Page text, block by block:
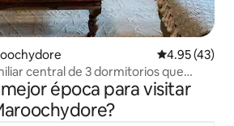
Calificación
4.95 (43)
central de 3 dormitorios que
época para visitar